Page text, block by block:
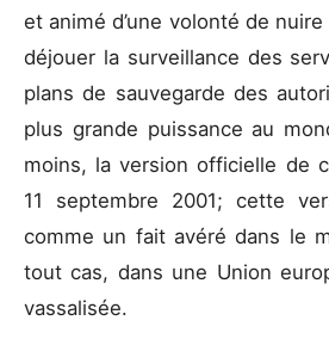
et animé d’une volonté de
déjouer la surveillance des
plans de sauvegarde des
plus grande puissance au
moins, la version officielle de
11 septembre 2001; cette
comme un fait avéré dans le
tout cas, dans une Union
vassalisée.